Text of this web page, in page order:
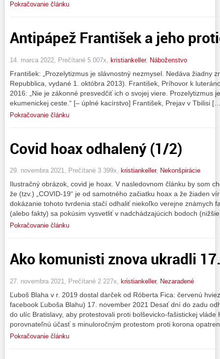
Pokračovanie článku
Antipápež František a jeho
14. marca 2022, Prečítané 5 007x, kristiankeller, Náboženstvo
František: „Prozelytizmus je slávnostný nezmysel. Nedáva žiadny
Repubblica, vydané 1. októbra 2013). František, Príhovor k
2016: „Nie je zákonné presvedčiť ich o svojej viere. Prozelytizmus
ekumenickej ceste.“ [– úplné kacírstvo] František, Prejav v Tbilisi
Pokračovanie článku
Covid hoax odhalený (1/2)
29. novembra 2021, Prečítané 3 399x, kristiankeller, Nekonšpirácie
Ilustračný obrázok, covid je hoax. V nasledovnom článku by som
že (tzv.) „COVID-19“ je od samotného začiatku hoax a že žiaden
dokázanie tohoto tvrdenia stačí odhaliť niekoľko verejne známych
(alebo fakty) sa pokúsim vysvetliť v nadchádzajúcich bodoch
Pokračovanie článku
Ako komunisti znova ukradli
27. novembra 2021, Prečítané 2 227x, kristiankeller, Nezaradené
Ľuboš Blaha v r. 2019 dostal darček od Róberta Fica: červenú
facebook Ľuboša Blahu) 17. november 2021 Desať dní do zadu
do ulíc Bratislavy, aby protestovali proti bolševicko-fašistickej vláde
porovnateľnú účasť s minuloročným protestom proti korona
Pokračovanie článku